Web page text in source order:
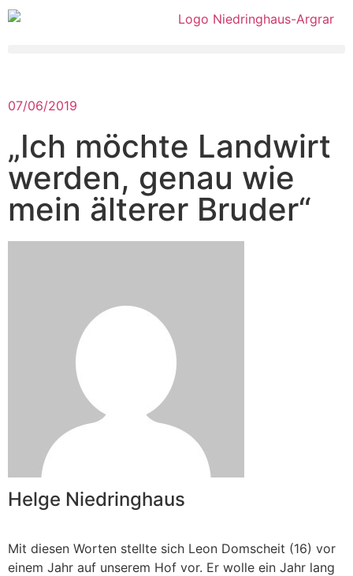
07/06/2019
„Ich möchte Landwirt
werden, genau wie
mein älterer Bruder“
Helge Niedringhaus
Mit diesen Worten stellte sich Leon Domscheit (16) vor
einem Jahr auf unserem Hof vor. Er wolle ein Jahr lang